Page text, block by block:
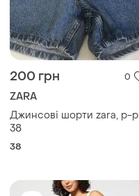
200 грн 0
ZARA
Джинсові шорти zara, p-p
38
38